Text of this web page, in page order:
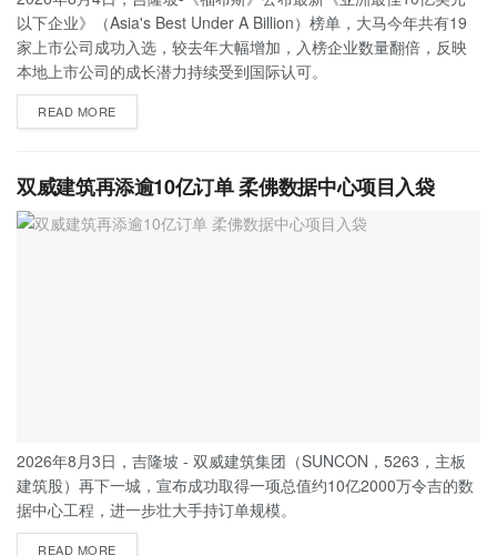
以下企业》（Asia's Best Under A Billion）榜单，大马今年共有19
家上市公司成功入选，较去年大幅增加，入榜企业数量翻倍，反映
本地上市公司的成长潜力持续受到国际认可。
READ MORE
双威建筑再添逾10亿订单 柔佛数据中心项目入袋
2026年8月3日，吉隆坡 - 双威建筑集团（SUNCON，5263，主板
建筑股）再下一城，宣布成功取得一项总值约10亿2000万令吉的数
据中心工程，进一步壮大手持订单规模。
READ MORE